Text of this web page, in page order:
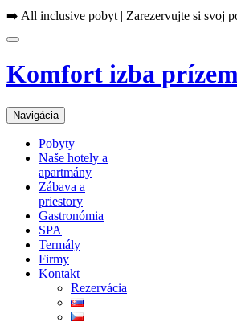
➡️ All inclusive pobyt | Zarezervujte si svoj
Komfort izba
Navigácia
Pobyty
Naše hotely a
apartmány
Zábava a
priestory
Gastronómia
SPA
Termály
Firmy
Kontakt
Rezervácia